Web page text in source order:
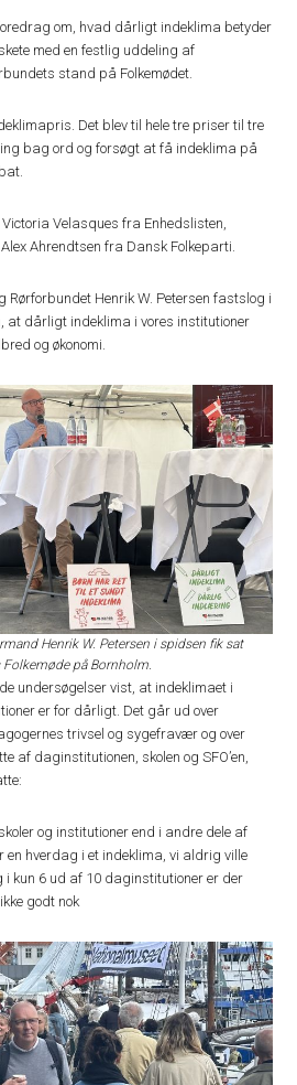
om, hvad dårligt indeklima betyder
med en festlig uddeling af
stand på Folkemødet.
Det blev til hele tre priser til tre
bag ord og forsøgt at få indeklima på
Velasques fra Enhedslisten,
Ahrendtsen fra Dansk Folkeparti.
Rørforbundet Henrik W. Petersen fastslog i
at dårligt indeklima i vores institutioner
og økonomi.
Henrik W. Petersen i spidsen fik sat
på Bornholm.
undersøgelser vist, at indeklimaet i
er for dårligt. Det går ud over
trivsel og sygefravær og over
af daginstitutionen, skolen og SFO’en,
og institutioner end i andre dele af
hverdag i et indeklima, vi aldrig ville
i kun 6 ud af 10 daginstitutioner er der
godt nok